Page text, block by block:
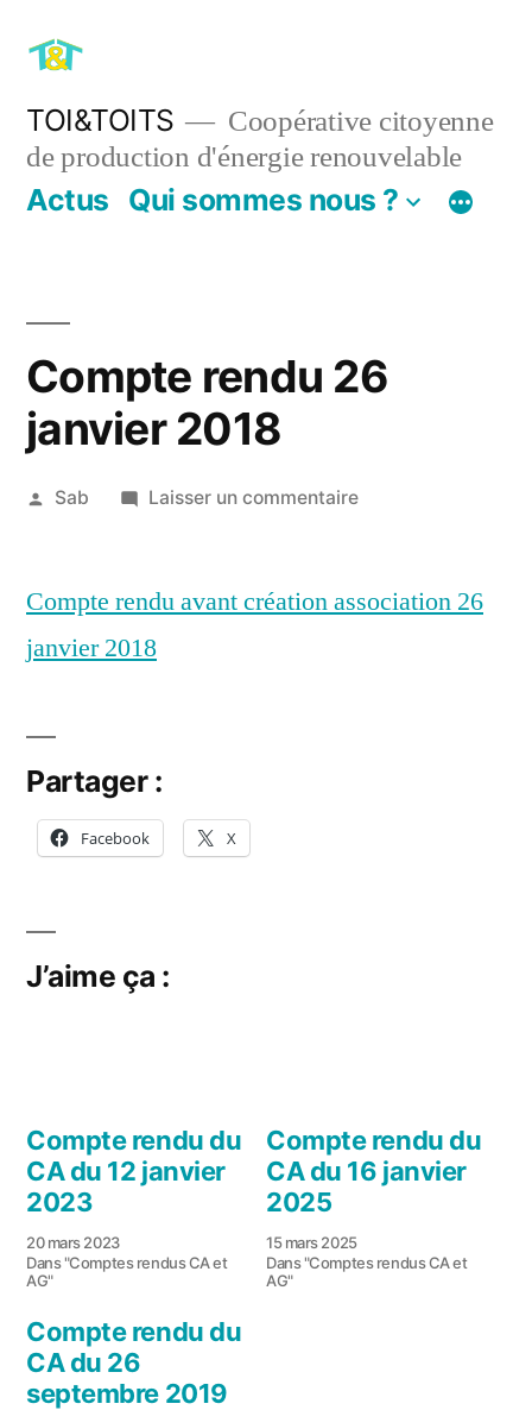
contenu
TOI&TOITS
Coopérative citoyenne
de production d'énergie renouvelable
Actus Qui sommes nous ?
Compte rendu 26
janvier 2018
Publié
Sab
2018
Laisser un commentairesur
26
Compte rendu avant création association 26
janvier 2018
Partager :
Facebook X
J’aime ça :
Compte rendu du
CA du 12 janvier
2023
20 mars 2023
Dans "Comptes rendus CA et
AG"
Compte rendu du
CA du 16 janvier
2025
15 mars 2025
Dans "Comptes rendus CA et
AG"
Compte rendu du
CA du 26
septembre 2019